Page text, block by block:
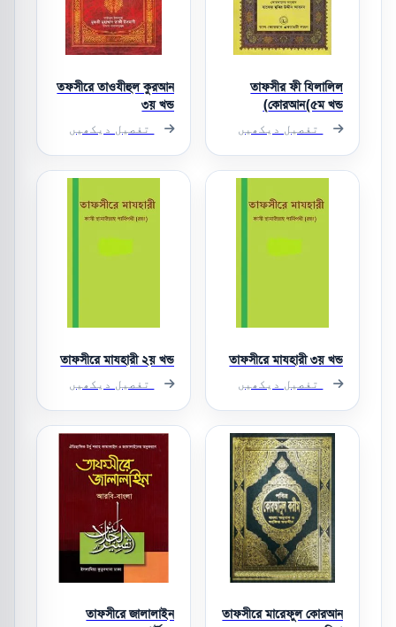
তাফসীর ফী যিলালিল
কোরআন(৫ম খন্ড)
تفصیل دیکھیں
তফসীরে তাওযীহুল কুরআন
৩য় খন্ড
تفصیل دیکھیں
তাফসীরে মাযহারী ৩য় খন্ড
تفصیل دیکھیں
তাফসীরে মাযহারী ২য় খন্ড
تفصیل دیکھیں
তাফসীরে মারেফুল কোরআন
তাফসীরে জালালাইন